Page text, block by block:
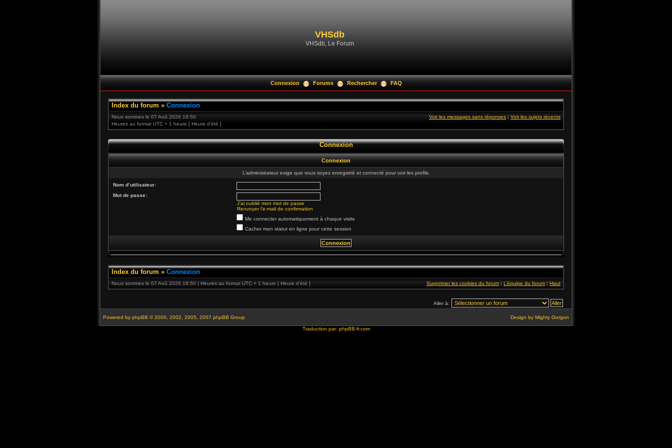
VHSdb
VHSdb, Le Forum
Connexion Forums Rechercher FAQ
Index du forum » Connexion
Nous sommes le 07 Aoû 2026 18:50
Heures au format UTC + 1 heure [ Heure d’été ]
Voir les messages sans réponses | Voir les sujets récents
Connexion
Connexion
L’administrateur exige que vous soyez enregistré et connecté pour voir les profils.
Nom d’utilisateur:
Mot de passe:
J’ai oublié mon mot de passe
Renvoyer l’e-mail de confirmation
Me connecter automatiquement à chaque visite
Cacher mon statut en ligne pour cette session
Index du forum » Connexion
Nous sommes le 07 Aoû 2026 18:50 | Heures au format UTC + 1 heure [ Heure d’été ] Supprimer les cookies du forum | L’équipe du forum | Haut
Aller à:
Powered by phpBB © 2000, 2002, 2005, 2007 phpBB Group Design by Mighty Gorgon
Traduction par: phpBB-fr.com